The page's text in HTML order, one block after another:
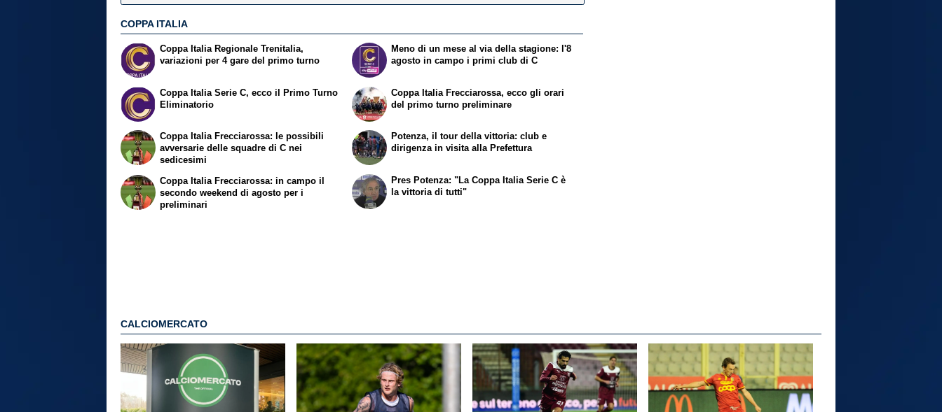
COPPA ITALIA
Coppa Italia Regionale Trenitalia,
variazioni per 4 gare del primo turno
Coppa Italia Serie C, ecco il Primo Turno
Eliminatorio
Meno di un mese al via della stagione: l'8
agosto in campo i primi club di C
Coppa Italia Frecciarossa, ecco gli orari
del primo turno preliminare
Coppa Italia Frecciarossa: le possibili
avversarie delle squadre di C nei
sedicesimi
Coppa Italia Frecciarossa: in campo il
secondo weekend di agosto per i
preliminari
Potenza, il tour della vittoria: club e
dirigenza in visita alla Prefettura
Pres Potenza: "La Coppa Italia Serie C è
la vittoria di tutti"
CALCIOMERCATO